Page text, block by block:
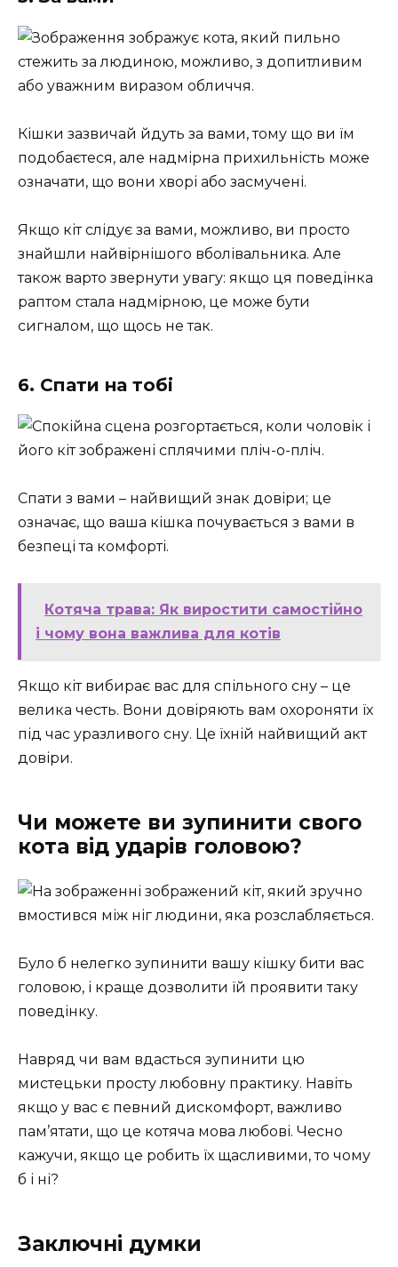
Кішки зазвичай йдуть за вами, тому що ви їм
подобаєтеся, але надмірна прихильність може
означати, що вони хворі або засмучені.
Якщо кіт слідує за вами, можливо, ви просто
знайшли найвірнішого вболівальника. Але
також варто звернути увагу: якщо ця поведінка
раптом стала надмірною, це може бути
сигналом, що щось не так.
6. Спати на тобі
Спати з вами – найвищий знак довіри; це
означає, що ваша кішка почувається з вами в
безпеці та комфорті.
Котяча трава: Як виростити самостійно
і чому вона важлива для котів
Якщо кіт вибирає вас для спільного сну – це
велика честь. Вони довіряють вам охороняти їх
під час уразливого сну. Це їхній найвищий акт
довіри.
Чи можете ви зупинити свого
кота від ударів головою?
Було б нелегко зупинити вашу кішку бити вас
головою, і краще дозволити їй проявити таку
поведінку.
Навряд чи вам вдасться зупинити цю
мистецьки просту любовну практику. Навіть
якщо у вас є певний дискомфорт, важливо
пам’ятати, що це котяча мова любові. Чесно
кажучи, якщо це робить їх щасливими, то чому
б і ні?
Заключні думки